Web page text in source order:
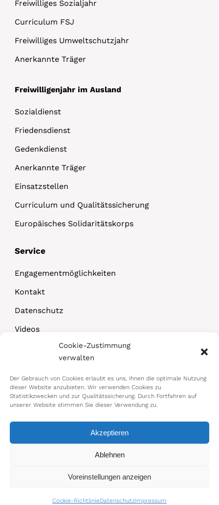
Cookie-Zustimmung
verwalten
Der Gebrauch von Cookies erlaubt es uns, Ihnen die optimale Nutzung
dieser Website anzubieten. Wir verwenden Cookies zu
Statistikzwecken und zur Qualitätssicherung. Durch Fortfahren auf
unserer Website stimmen Sie dieser Verwendung zu.
Akzeptieren
Ablehnen
Voreinstellungen anzeigen
Cookie-RichtlinieDatenschutzImpressum
Freiwilliges Sozialjahr
Curriculum FSJ
Freiwilliges Umweltschutzjahr
Anerkannte Träger
Freiwilligenjahr im Ausland
Sozialdienst
Friedensdienst
Gedenkdienst
Anerkannte Träger
Einsatzstellen
Curriculum und Qualitätssicherung
Europäisches Solidaritätskorps
Service
Engagementmöglichkeiten
Kontakt
Datenschutz
Videos
© 2026 Bundesministerium für Arbeit,
Konsumentenschutz